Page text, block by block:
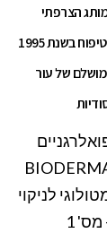
הצרפתי
ביודרמה פרצו לעולם הטיפוח בשנת 1995
מושלם של עור
לניקוי
מושלם של העור – מס' 1